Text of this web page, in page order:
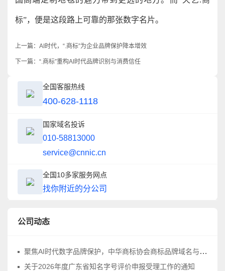
标”，便是这段路上可靠的那张数字名片。
上一篇： AI时代，“.商标”为企业品牌保护降本增效
下一篇： “.商标”重构AI时代品牌识别与消费信任
全国客服热线
400-628-1118
国家域名投诉
010-58813000
service@cnnic.cn
全国10多家服务网点
找你附近的分公司
公司动态
聚焦AI时代数字品牌保护，中华商标协会商标品牌域名与网络标识工作委员会正式成立
关于2026年度广东省知名字号评价申报受理工作的通知